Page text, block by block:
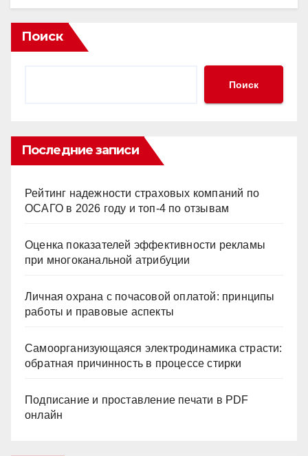
at
s
A
er e
n
р
ть
Поиск
Поиск
Последние записи
Рейтинг надежности страховых компаний по
ОСАГО в 2026 году и топ-4 по отзывам
Оценка показателей эффективности рекламы
при многоканальной атрибуции
Личная охрана с почасовой оплатой: принципы
работы и правовые аспекты
Самоорганизующаяся электродинамика страсти:
обратная причинность в процессе стирки
Подписание и проставление печати в PDF
онлайн